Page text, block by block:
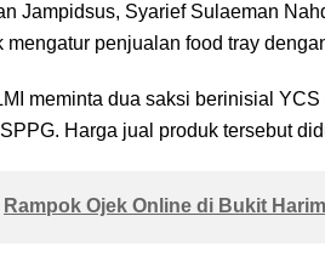
Jampidsus, Syarief Sulaeman
mengatur penjualan food tray
meminta dua saksi berinisial
Harga jual produk tersebut
Rampok Ojek Online di Bukit